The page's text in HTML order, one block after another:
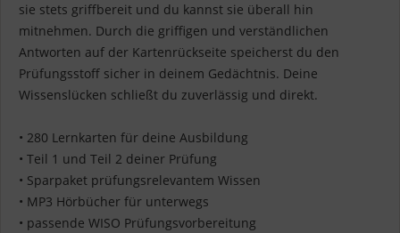
sie stets griffbereit und du kannst sie überall hin
mitnehmen. Durch die griffigen und verständlichen
Antworten auf der Kartenrückseite speicherst du den
Prüfungsstoff sicher in deinem Gedächtnis. Deine
Wissenslücken schließt du zuverlässig und direkt.
• 280 Lernkarten für deine Ausbildung
• Teil 1 und Teil 2 deiner Prüfung
• Sparpaket prüfungsrelevantem Wissen
• MP3 Hörbücher für unterwegs
• passende WISO Prüfungsvorbereitung